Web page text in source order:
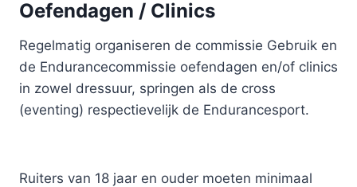
Oefendagen / Clinics
Regelmatig organiseren de commissie Gebruik en
de Endurancecommissie oefendagen en/of clinics
in zowel dressuur, springen als de cross
(eventing) respectievelijk de Endurancesport.
Ruiters van 18 jaar en ouder moeten minimaal